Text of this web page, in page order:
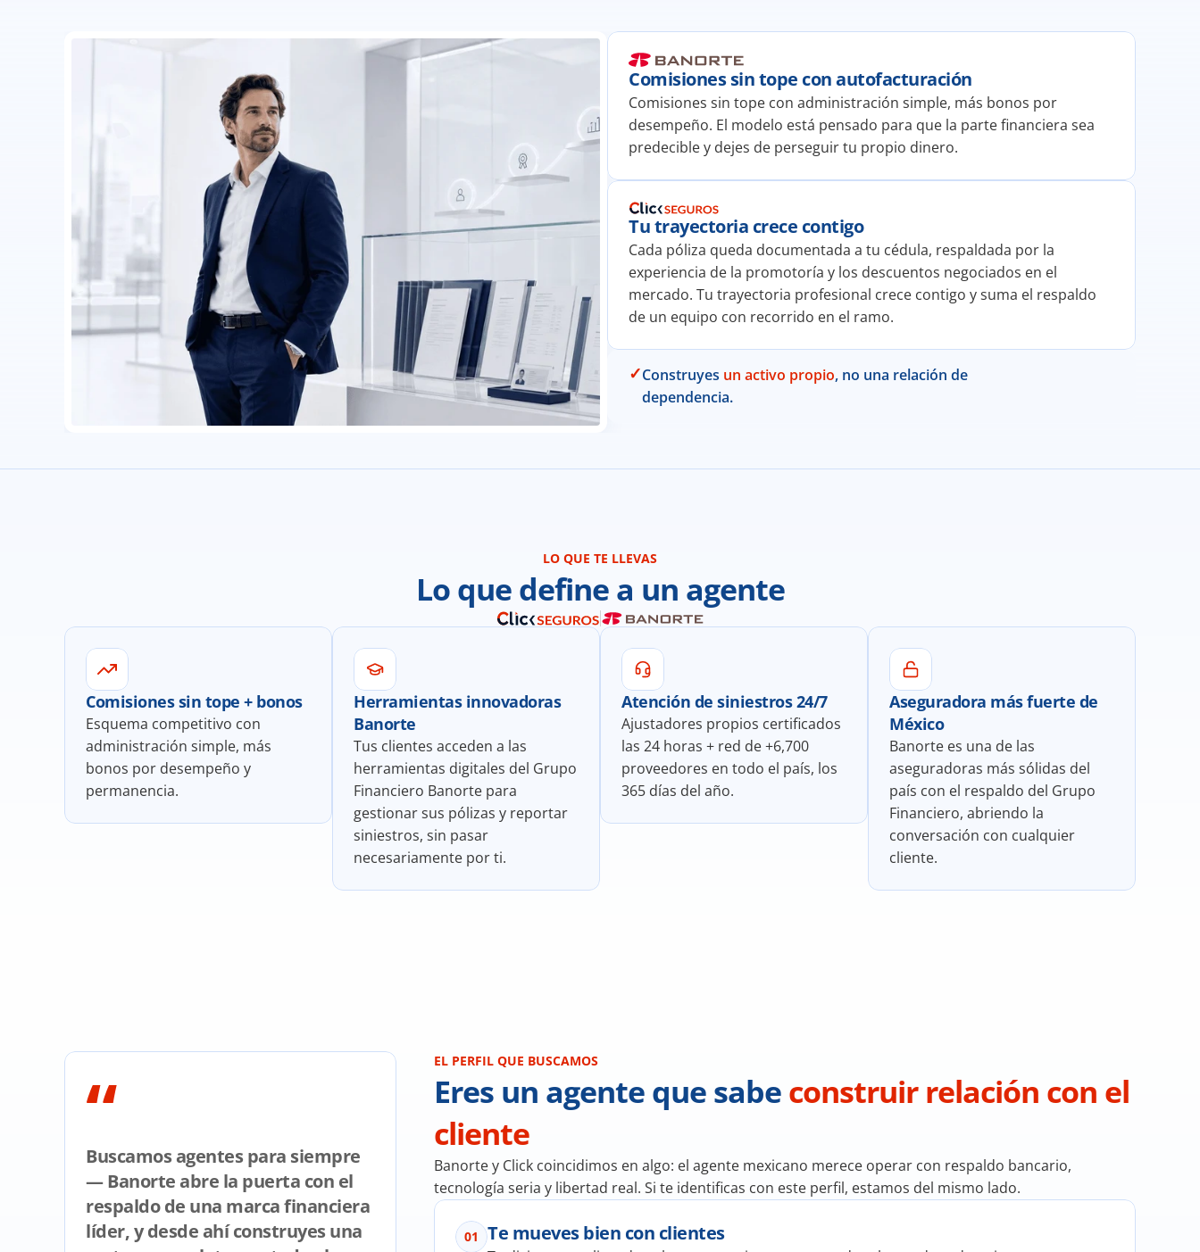
Comisiones sin tope con autofacturación
Comisiones sin tope con administración simple, más bonos por
desempeño. El modelo está pensado para que la parte financiera sea
predecible y dejes de perseguir tu propio dinero.
Tu trayectoria crece contigo
Cada póliza queda documentada a tu cédula, respaldada por la
experiencia de la promotoría y los descuentos negociados en el
mercado. Tu trayectoria profesional crece contigo y suma el respaldo
de un equipo con recorrido en el ramo.
✓Construyes un activo propio, no una relación de
dependencia.
LO QUE TE LLEVAS
Lo que define a un agente
Comisiones sin tope + bonos
Esquema competitivo con
administración simple, más
bonos por desempeño y
permanencia.
Herramientas innovadoras
Banorte
Tus clientes acceden a las
herramientas digitales del Grupo
Financiero Banorte para
gestionar sus pólizas y reportar
siniestros, sin pasar
necesariamente por ti.
Atención de siniestros 24/7
Ajustadores propios certificados
las 24 horas + red de +6,700
proveedores en todo el país, los
365 días del año.
Aseguradora más fuerte de
México
Banorte es una de las
aseguradoras más sólidas del
país con el respaldo del Grupo
Financiero, abriendo la
conversación con cualquier
cliente.
“
Buscamos agentes para siempre
— Banorte abre la puerta con el
respaldo de una marca financiera
líder, y desde ahí construyes una
EL PERFIL QUE BUSCAMOS
Eres un agente que sabe construir relación con el
cliente
Banorte y Click coincidimos en algo: el agente mexicano merece operar con respaldo bancario,
tecnología seria y libertad real. Si te identificas con este perfil, estamos del mismo lado.
01 Te mueves bien con clientes